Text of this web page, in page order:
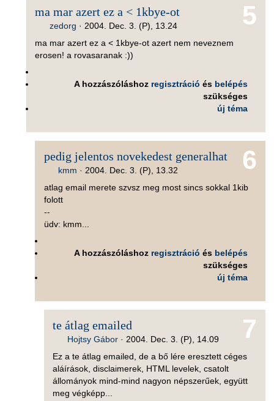
5
ma mar azert ez a < 1kbye-ot
zedorg · 2004. Dec. 3. (P), 13.24
ma mar azert ez a < 1kbye-ot azert nem neveznem
erosen! a rovasaranak :))
A hozzászóláshoz regisztráció és belépés
szükséges
új téma
6
pedig jelentos novekedest generalhat
kmm ·2004. Dec. 3. (P), 13.32
atlag email merete szvsz meg most sincs sokkal 1kib
folott
--
üdv: kmm...
A hozzászóláshoz regisztráció és belépés
szükséges
új téma
7
te átlag emailed
Hojtsy Gábor· 2004. Dec. 3. (P), 14.09
Ez a te átlag emailed, de a bő lére eresztett céges
aláírások, disclaimerek, HTML levelek, csatolt
állományok mind-mind nagyon népszerűek, együtt
meg végképp...